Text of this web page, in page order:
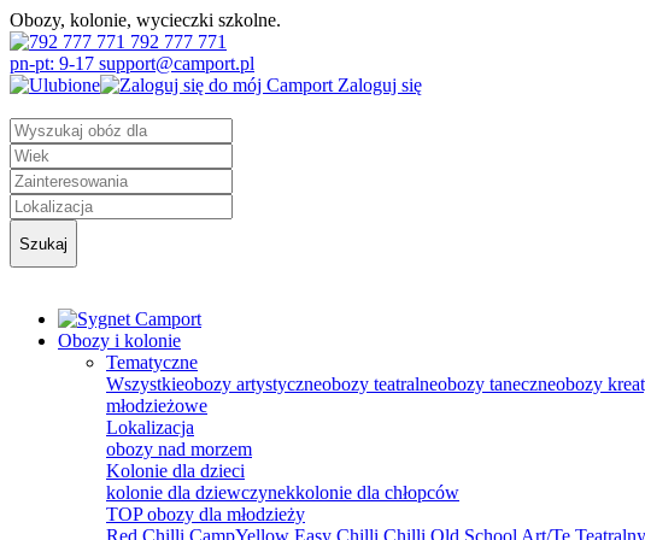
Obozy, kolonie, wycieczki szkolne.
792 777 771
pn-pt: 9-17 support@camport.pl
Zaloguj się
Szukaj
Obozy i kolonie
Tematyczne
Wszystkieobozy artystyczneobozy teatralneobozy taneczneobozy
młodzieżowe
Lokalizacja
obozy nad morzem
Kolonie dla dzieci
kolonie dla dziewczynekkolonie dla chłopców
TOP obozy dla młodzieży
Red Chilli CampYellow Easy Chilli Chilli Old School Art/Te Teatralny